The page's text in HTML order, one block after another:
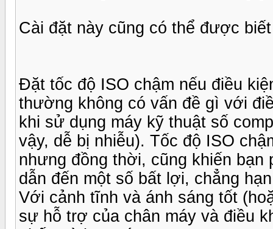
Cài đặt này cũng có thể được
Đặt tốc độ ISO chậm nếu điều
thường không có vấn đề gì với
khi sử dụng máy kỹ thuật số
vậy, dễ bị nhiễu). Tốc độ ISO
nhưng đồng thời, cũng khiến bạn
dẫn đến một số bất lợi, chẳng
Với cảnh tĩnh và ánh sáng tốt
sự hỗ trợ của chân máy và điều